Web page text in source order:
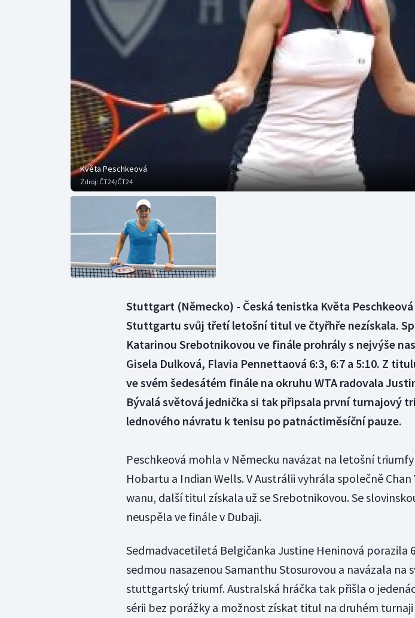
Curling
Futsal
Golf
Gymnastika
Moderní pětiboj
Motorsport
Olympijské hry
Parasport
Plavání
Plážový volejbal
Květa Peschkeová
Zdroj: ČT24/ČT24
Stuttgart (Německo) - Česká tenistka Květa
Stuttgartu svůj třetí letošní titul ve čtyřhře nezískala.
Katarinou Srebotnikovou ve finále prohrály s nejvýše
Gisela Dulková, Flavia Pennettaová 6:3, 6:7 a 5:10. Z
ve svém šedesátém finále na okruhu WTA radovala
Bývalá světová jednička si tak připsala první turnajový
lednového návratu k tenisu po patnáctiměsíční pauze.
Peschkeová mohla v Německu navázat na letošní
Hobartu a Indian Wells. V Austrálii vyhrála společně Chan
wanu, další titul získala už se Srebotnikovou. Se
neuspěla ve finále v Dubaji.
Sedmadvacetiletá Belgičanka Justine Heninová porazila
sedmou nasazenou Samanthu Stosurovou a navázala na
stuttgartský triumf. Australská hráčka tak přišla o
sérii bez porážky a možnost získat titul na druhém turnaji